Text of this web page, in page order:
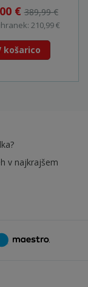
€389,99 €
210,99 €
košarico
v najkrajšem